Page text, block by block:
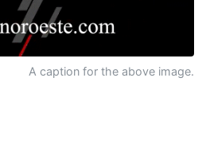
A caption for the above image.